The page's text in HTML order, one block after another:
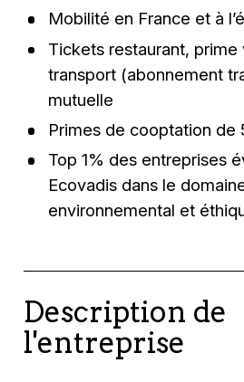
Mobilité en France et à
Tickets restaurant,
transport (abonnement
mutuelle
Primes de cooptation
Top 1% des entreprises
Ecovadis dans le
environnemental et
Description de
l'entreprise